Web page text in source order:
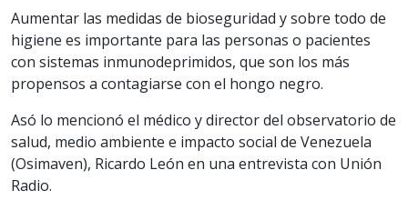
Aumentar las medidas de bioseguridad y sobre todo de
higiene es importante para las personas o pacientes
con sistemas inmunodeprimidos, que son los más
propensos a contagiarse con el hongo negro.
Asó lo mencionó el médico y director del observatorio de
salud, medio ambiente e impacto social de Venezuela
(Osimaven), Ricardo León en una entrevista con Unión
Radio.